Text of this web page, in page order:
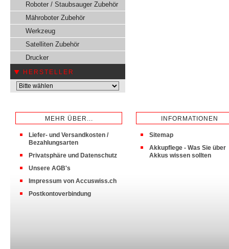
Roboter / Staubsauger Zubehör
Mähroboter Zubehör
Werkzeug
Satelliten Zubehör
Drucker
HERSTELLER
MEHR ÜBER...
Liefer- und Versandkosten /
Bezahlungsarten
Privatsphäre und Datenschutz
Unsere AGB's
Impressum von Accuswiss.ch
Postkontoverbindung
INFORMATIONEN
Sitemap
Akkupflege - Was Sie über
Akkus wissen sollten